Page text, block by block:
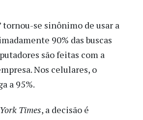
tornou-se sinônimo de usar a
90% das buscas
são feitas com a
Nos celulares, o
a 95%.
Times, a decisão é